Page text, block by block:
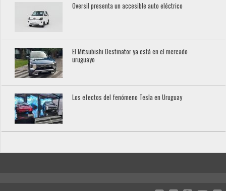
Oversil presenta un accesible auto eléctrico
El Mitsubishi Destinator ya está en el mercado
uruguayo
Los efectos del fenómeno Tesla en Uruguay